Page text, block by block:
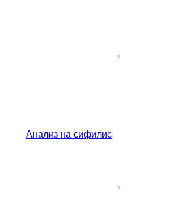
Анализ на сифилис